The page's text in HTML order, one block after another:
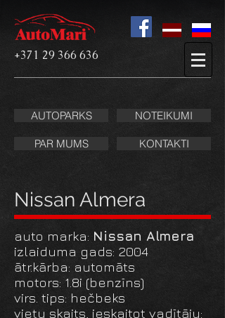
+371 29 366 636
AUTOPARKS NOTEIKUMI
PAR MUMS KONTAKTI
Nissan Almera
auto marka: Nissan Almera
izlaiduma gads: 2004
ātr.kārba: automāts
motors: 1.8i (benzīns)
virs. tips: hečbeks
vietu skaits, ieskaitot vadītāju: